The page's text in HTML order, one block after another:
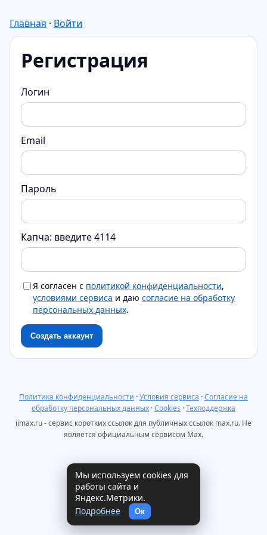
Главная · Войти
Регистрация
Логин
Email
Пароль
Капча: введите 4114
Я согласен с политикой конфиденциальности,
условиями сервиса и даю согласие на обработку
персональных данных.
Создать аккаунт
Политика конфиденциальности ·Условия сервиса ·Согласие на
обработку персональных данных ·Cookies ·Техподдержка
iimax.ru - сервис коротких ссылок для публичных ссылок max.ru. Не
является официальным сервисом Max.
Мы используем cookies для
работы сайта и
Яндекс.Метрики.
Подробнее
Ок